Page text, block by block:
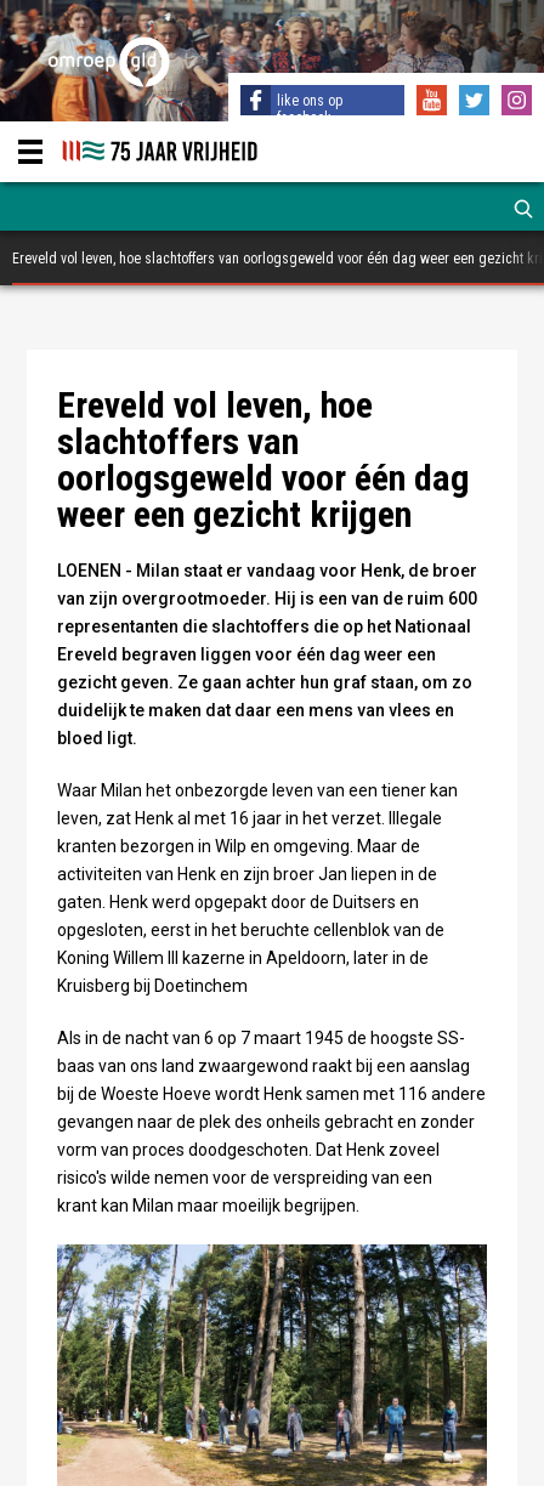
like ons op
facebook
Ereveld vol leven, hoe slachtoffers van oorlogsgeweld voor één dag weer een gezicht
Ereveld vol leven, hoe
slachtoffers van
oorlogsgeweld voor één dag
weer een gezicht krijgen
LOENEN - Milan staat er vandaag voor Henk, de broer
van zijn overgrootmoeder. Hij is een van de ruim 600
representanten die slachtoffers die op het Nationaal
Ereveld begraven liggen voor één dag weer een
gezicht geven. Ze gaan achter hun graf staan, om zo
duidelijk te maken dat daar een mens van vlees en
bloed ligt.
Waar Milan het onbezorgde leven van een tiener kan
leven, zat Henk al met 16 jaar in het verzet. Illegale
kranten bezorgen in Wilp en omgeving. Maar de
activiteiten van Henk en zijn broer Jan liepen in de
gaten. Henk werd opgepakt door de Duitsers en
opgesloten, eerst in het beruchte cellenblok van de
Koning Willem III kazerne in Apeldoorn, later in de
Kruisberg bij Doetinchem
Als in de nacht van 6 op 7 maart 1945 de hoogste SS-
baas van ons land zwaargewond raakt bij een aanslag
bij de Woeste Hoeve wordt Henk samen met 116 andere
gevangen naar de plek des onheils gebracht en zonder
vorm van proces doodgeschoten. Dat Henk zoveel
risico's wilde nemen voor de verspreiding van een
krant kan Milan maar moeilijk begrijpen.